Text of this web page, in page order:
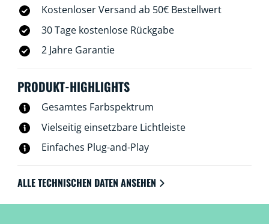
Kostenloser Versand ab 50€ Bestellwert
30 Tage kostenlose Rückgabe
2 Jahre Garantie
PRODUKT-HIGHLIGHTS
Gesamtes Farbspektrum
Vielseitig einsetzbare Lichtleiste
Einfaches Plug-and-Play
ALLE TECHNISCHEN DATEN ANSEHEN